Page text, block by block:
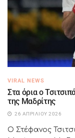
VIRAL NEWS
Στα όρια ο
της Μαδρίτης
26 ΑΠΡΙΛΊΟΥ 2026
Ο Στέφανος